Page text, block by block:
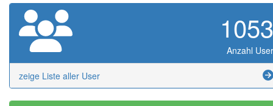
1053
Anzahl User
zeige Liste aller User